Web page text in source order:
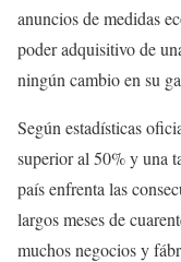
anuncios de medidas
poder adquisitivo de
ningún cambio en su
Según estadísticas
superior al 50% y una
país enfrenta las
largos meses de
muchos negocios y